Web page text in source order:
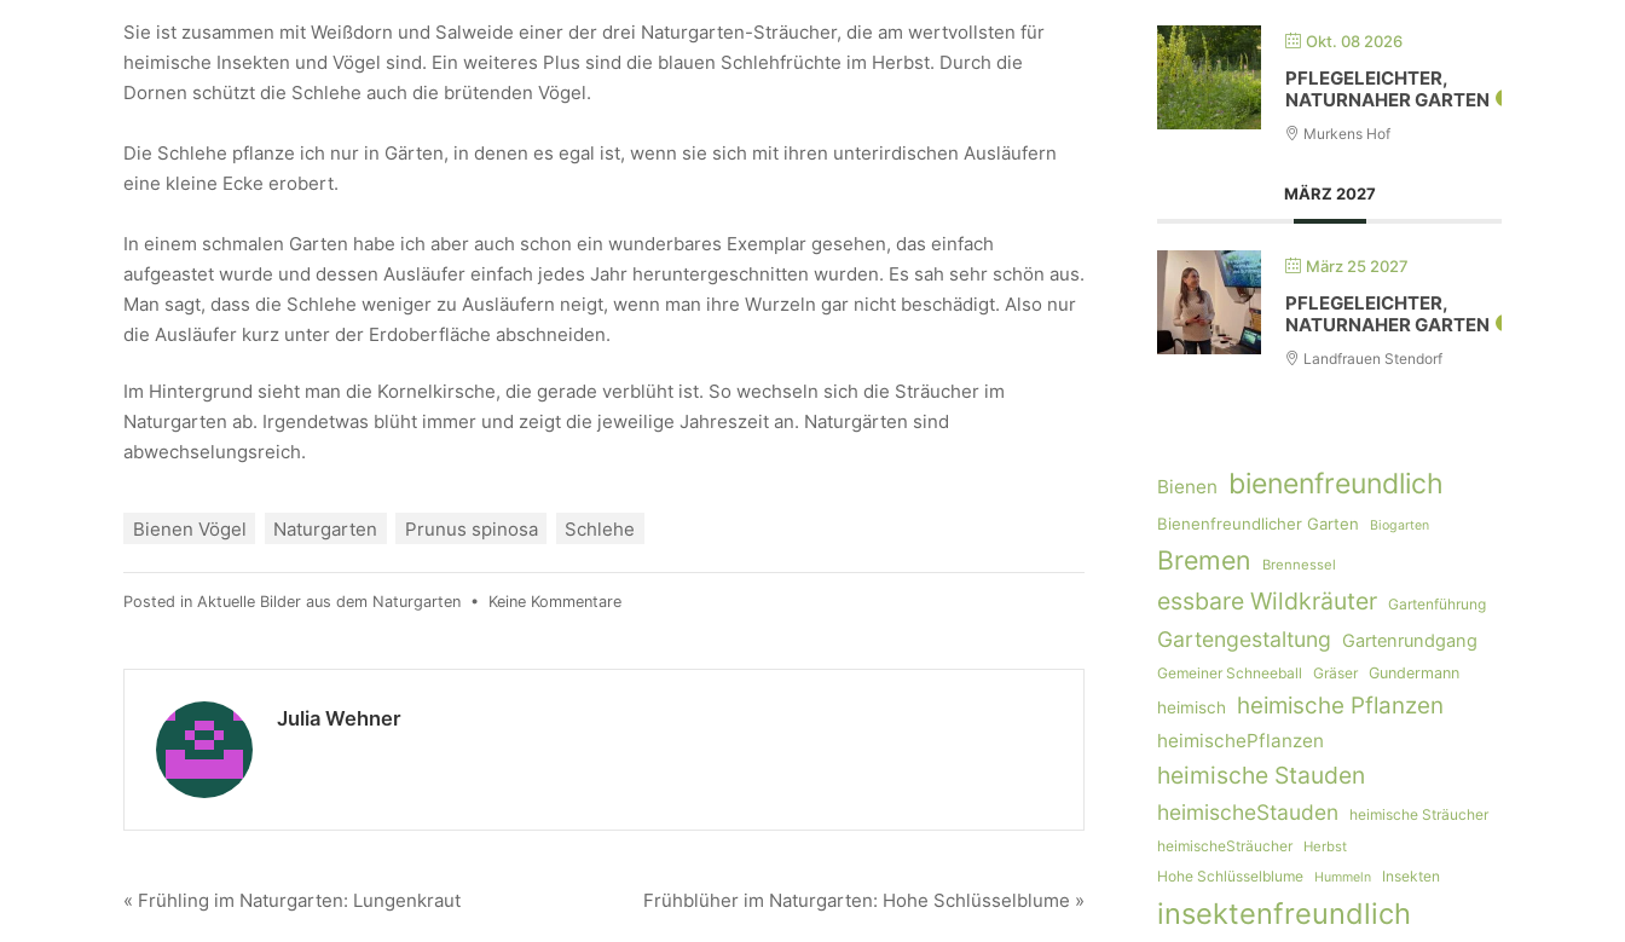
Sie ist zusammen mit Weißdorn und Salweide einer der drei Naturgarten-Sträucher, die am wertvollsten für
heimische Insekten und Vögel sind. Ein weiteres Plus sind die blauen Schlehfrüchte im Herbst. Durch die
Dornen schützt die Schlehe auch die brütenden Vögel.
Die Schlehe pflanze ich nur in Gärten, in denen es egal ist, wenn sie sich mit ihren unterirdischen Ausläufern
eine kleine Ecke erobert.
In einem schmalen Garten habe ich aber auch schon ein wunderbares Exemplar gesehen, das einfach
aufgeastet wurde und dessen Ausläufer einfach jedes Jahr heruntergeschnitten wurden. Es sah sehr schön aus.
Man sagt, dass die Schlehe weniger zu Ausläufern neigt, wenn man ihre Wurzeln gar nicht beschädigt. Also nur
die Ausläufer kurz unter der Erdoberfläche abschneiden.
Im Hintergrund sieht man die Kornelkirsche, die gerade verblüht ist. So wechseln sich die Sträucher im
Naturgarten ab. Irgendetwas blüht immer und zeigt die jeweilige Jahreszeit an. Naturgärten sind
abwechselungsreich.
Bienen Vögel Naturgarten Prunus spinosa Schlehe
Posted in Aktuelle Bilder aus dem Naturgarten • Keine Kommentare
Julia Wehner
Frühblüher im Naturgarten: Hohe Schlüsselblume »
« Frühling im Naturgarten: Lungenkraut
Okt. 08 2026
PFLEGELEICHTER,
NATURNAHER GARTEN
Murkens Hof
MÄRZ 2027
März 25 2027
PFLEGELEICHTER,
NATURNAHER GARTEN
Landfrauen Stendorf
Bienen bienenfreundlich
Bienenfreundlicher Garten Biogarten
Bremen Brennessel
essbare Wildkräuter Gartenführung
Gartengestaltung Gartenrundgang
Gemeiner Schneeball Gräser Gundermann
heimisch heimische Pflanzen
heimischePflanzen
heimische Stauden
heimischeStauden
heimische Sträucher
heimischeSträucher
Herbst
Hohe Schlüsselblume Hummeln Insekten
insektenfreundlich